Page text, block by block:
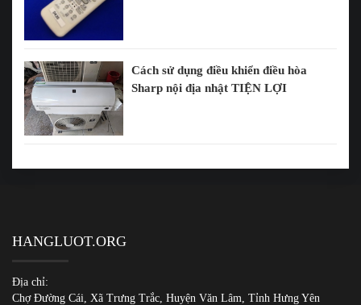
Cách sử dụng điều khiển điều hòa
Sharp nội địa nhật TIỆN LỢI
HANGLUOT.ORG
Địa chỉ:
Chợ Đường Cái, Xã Trưng Trắc, Huyện Văn Lâm, Tỉnh Hưng Yên